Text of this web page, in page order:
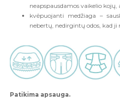
neapspausdamos vaikelio
kvėpuojanti medžiaga –
nebertų, nedirgintų odos, kad ji
Patikima apsauga.